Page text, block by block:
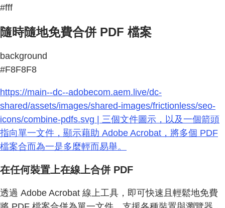
#fff
隨時隨地免費合併 PDF 檔案
background
#F8F8F8
https://main--dc--adobecom.aem.live/dc-
shared/assets/images/shared-images/frictionless/seo-
icons/combine-pdfs.svg | 三個文件圖示，以及一個箭頭
指向單一文件，顯示藉助 Adobe Acrobat，將多個 PDF
檔案合而為一是多麼輕而易舉。
在任何裝置上在線上合併 PDF
透過 Adobe Acrobat 線上工具，即可快速且輕鬆地免費